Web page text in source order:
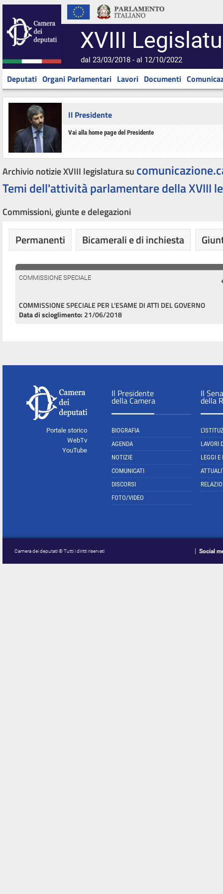
XVIII
dal 23/03/2018 - al 12/10/2022
Deputati Organi Parlamentari Lavori Documenti
Il Presidente
Vai alla home page del Presidente
Archivio notizie XVIII legislatura su
Temi dell'attività parlamentare della XVIII
Commissioni, giunte e delegazioni
Permanenti Bicamerali e di inchiesta
COMMISSIONE SPECIALE
COMMISSIONE SPECIALE PER L'ESAME DI ATTI DEL GOVERNO
Data di scioglimento: 21/06/2018
Portale storico
WebTv
YouTube
Il Presidente
della Camera
BIOGRAFIA
AGENDA
NOTIZIE
COMUNICATI
DISCORSI
FOTO/VIDEO
Il
della
LAVORI
LEGGI E
Camera dei deputati © Tutti i diritti riservati Social